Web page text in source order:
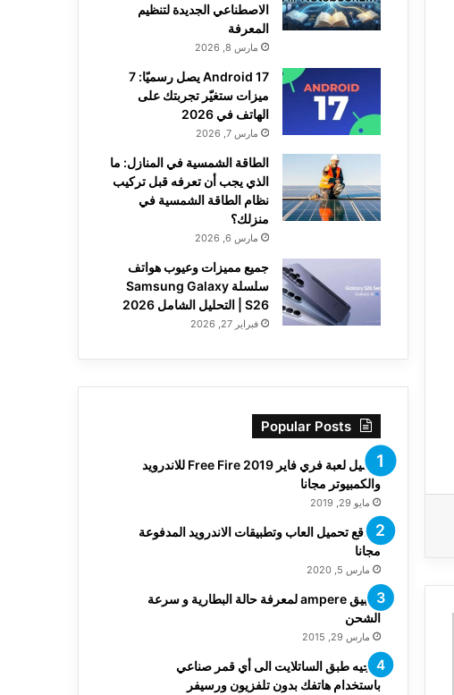
الاصطناعي الجديدة لتنظيم
المعرفة
مارس 8, 2026
Android 17 يصل رسميًا: 7
ميزات ستغيّر تجربتك على
الهاتف في 2026
مارس 7, 2026
الطاقة الشمسية في المنازل: ما
الذي يجب أن تعرفه قبل تركيب
نظام الطاقة الشمسية في
منزلك؟
مارس 6, 2026
جميع مميزات وعيوب هواتف
سلسلة Samsung Galaxy
S26 | التحليل الشامل 2026
فبراير 27, 2026
Popular Posts
تحميل لعبة فري فاير Free Fire 2019 للاندرويد
والكمبيوتر مجانا
مايو 29, 2019
مواقع تحميل العاب وتطبيقات الاندرويد المدفوعة
مجانا
مارس 5, 2020
تطبيق ampere لمعرفة حالة البطارية و سرعة
الشحن
مارس 29, 2015
توجيه طبق الساتلايت الى أي قمر صناعي
باستخدام هاتفك بدون تلفزيون ورسيفر